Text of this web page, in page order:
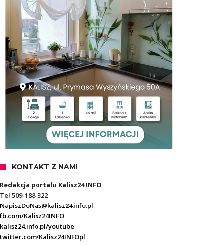
KONTAKT Z NAMI
Redakcja portalu Kalisz24 INFO
Tel 509-188-322
NapiszDoNas@kalisz24.info.pl
fb.com/Kalisz24INFO
kalisz24.info.pl/youtube
twitter.com/Kalisz24INFOpl